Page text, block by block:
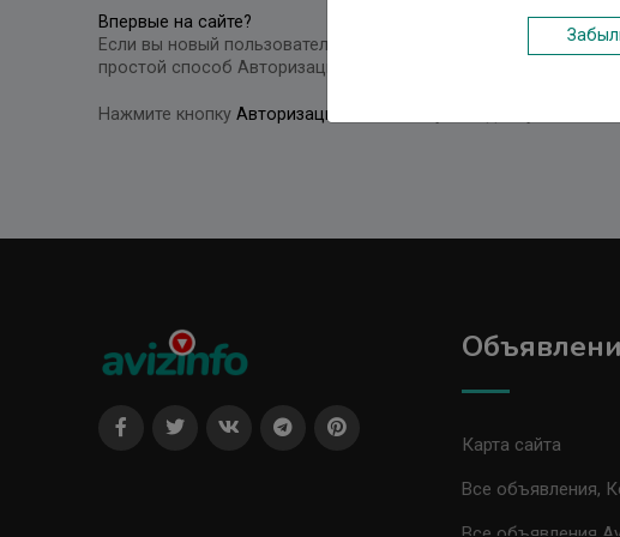
Впервые на сайте?
Если вы новый пользователь и у вас нет своего Кабинета,
простой способ Авторизации - в одном окне вы можете как
Нажмите кнопку Авторизация
Карта сайта
Все объявления,